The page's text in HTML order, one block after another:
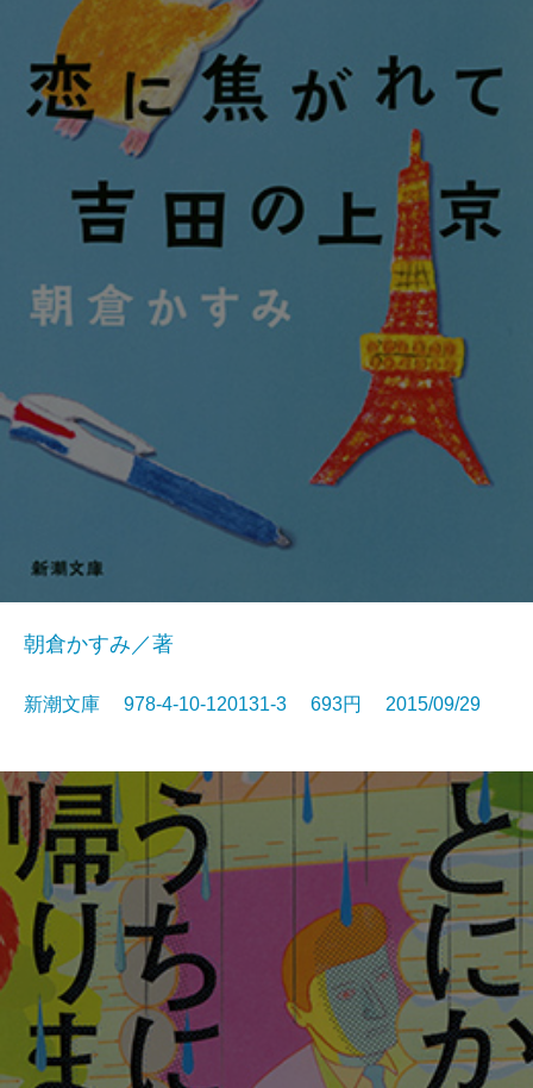
朝倉かすみ／著
新潮文庫 978-4-10-120131-3 693円 2015/09/29